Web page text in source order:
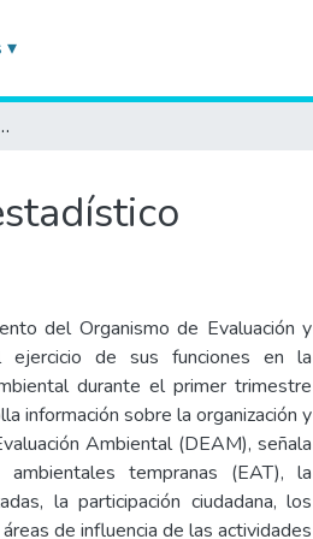
▾
reporte estadístico
del Organismo de Evaluación y
ejercicio de sus funciones en la
durante el primer trimestre
información sobre la organización y
Ambiental (DEAM), señala
tempranas (EAT), la
la participación ciudadana, los
de influencia de las actividades